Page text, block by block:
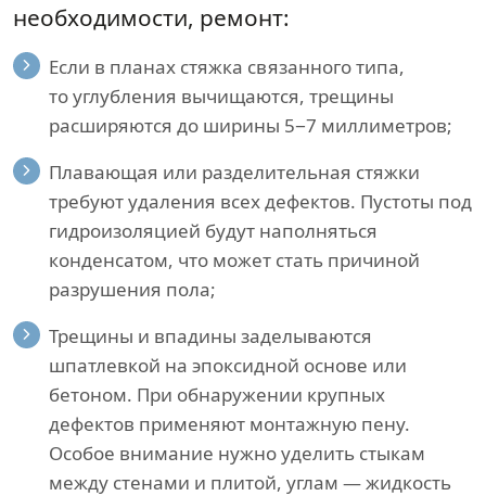
необходимости, ремонт:
Если в планах стяжка связанного типа,
то углубления вычищаются, трещины
расширяются до ширины 5−7 миллиметров;
Плавающая или разделительная стяжки
требуют удаления всех дефектов. Пустоты под
гидроизоляцией будут наполняться
конденсатом, что может стать причиной
разрушения пола;
Трещины и впадины заделываются
шпатлевкой на эпоксидной основе или
бетоном. При обнаружении крупных
дефектов применяют монтажную пену.
Особое внимание нужно уделить стыкам
между стенами и плитой, углам — жидкость